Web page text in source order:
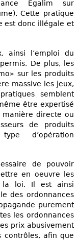
Egalim sur
Cette pratique
est donc illégale et
ainsi l’emploi du
De plus, les
sur les produits
massive les jeux,
semblent
être expertisé
manière directe ou
de produits
d’opération
de pouvoir
en oeuvre les
la loi. Il est ainsi
des ordonnances
purement
les ordonnances
prix abusivement
contrôles, afin que